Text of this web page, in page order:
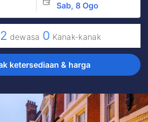
Sab, 8 Ogo
2 dewasa 0 Kanak-kanak
ketersediaan & harga